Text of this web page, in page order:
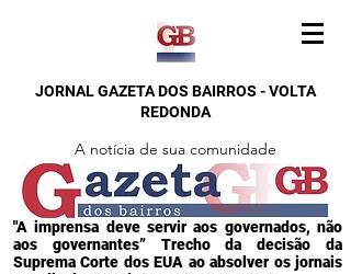
JORNAL GAZETA DOS BAIRROS - VOLTA
REDONDA
A notícia de sua comunidade
"A imprensa deve servir aos governados, não
aos governantes” Trecho da decisão da
Suprema Corte dos EUA ao absolver os jornais